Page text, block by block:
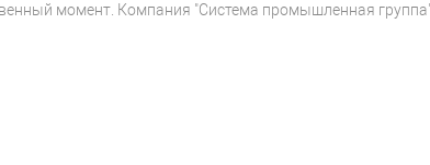
момент. Компания "Система промышленная